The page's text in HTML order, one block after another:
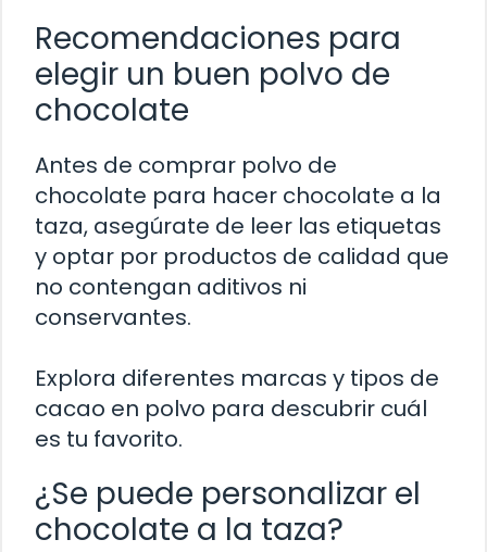
Recomendaciones para
elegir un buen polvo de
chocolate
Antes de comprar polvo de
chocolate para hacer chocolate a la
taza, asegúrate de leer las etiquetas
y optar por productos de calidad que
no contengan aditivos ni
conservantes.
Explora diferentes marcas y tipos de
cacao en polvo para descubrir cuál
es tu favorito.
¿Se puede personalizar el
chocolate a la taza?